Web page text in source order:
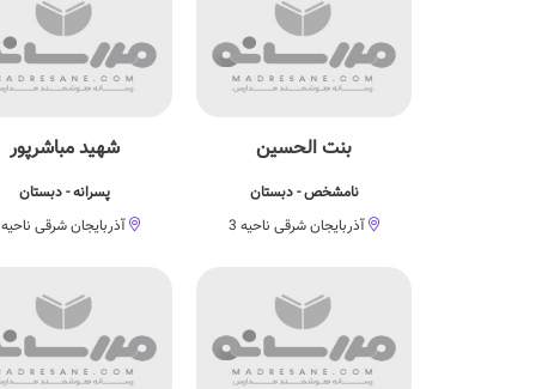
بنت الحسین
نامشخص - دبستان
آذربایجان شرقی ناحیه 3
شهید مباشرپور
پسرانه - دبستان
آذربایجان شرقی ناحیه 3